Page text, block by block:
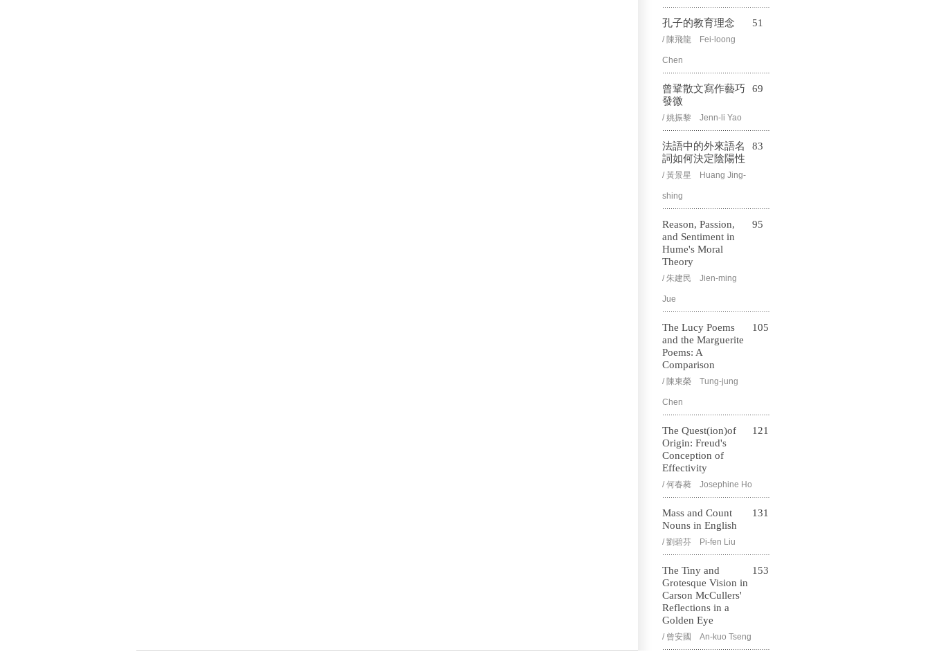
孔子的教育理念
/ 陳飛龍 Fei-loong
Chen
51
曾鞏散文寫作藝巧
發微
/ 姚振黎 Jenn-li Yao
69
法語中的外來語名
詞如何決定陰陽性
/ 黃景星 Huang Jing-
shing
83
Reason, Passion,
and Sentiment in
Hume's Moral
Theory
/ 朱建民 Jien-ming
Jue
95
The Lucy Poems
and the Marguerite
Poems: A
Comparison
/ 陳東榮 Tung-jung
Chen
105
The Quest(ion)of
Origin: Freud's
Conception of
Effectivity
/ 何春蕤 Josephine Ho
121
Mass and Count
Nouns in English
/ 劉碧芬 Pi-fen Liu
131
The Tiny and
Grotesque Vision in
Carson McCullers'
Reflections in a
Golden Eye
/ 曾安國 An-kuo Tseng
153